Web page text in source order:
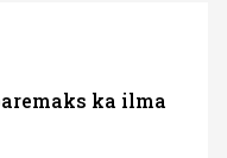
ka ilma